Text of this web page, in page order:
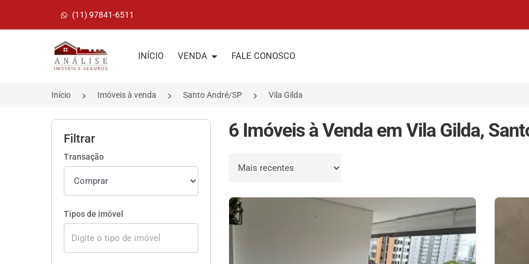
(11) 97841-6511
Página inicial
INÍCIO VENDA FALE CONOSCO
Início Imóveis à venda Santo André/SP Vila Gilda
Filtrar
Transação
Tipos de imóvel
6 Imóveis à Venda em Vila Gilda,
Ordenar por